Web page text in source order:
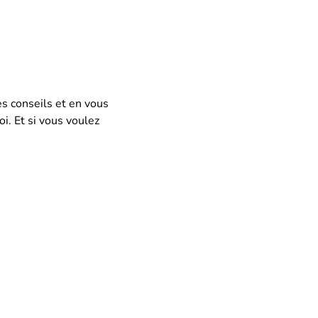
conseils et en vous
Et si vous voulez